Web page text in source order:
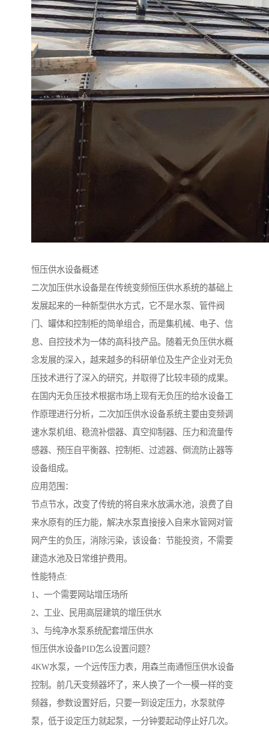
恒压供水设备概述
二次加压供水设备是在传统变频恒压供水系统的基础上
发展起来的一种新型供水方式，它不是水泵、管件阀
门、罐体和控制柜的简单组合，而是集机械、电子、信
息、自控技术为一体的高科技产品。随着无负压供水概
念发展的深入，越来越多的科研单位及生产企业对无负
压技术进行了深入的研究，并取得了比较丰硕的成果。
在国内无负压技术根据市场上现有无负压的给水设备工
作原理进行分析，二次加压供水设备系统主要由变频调
速水泵机组、稳流补偿器、真空抑制器、压力和流量传
感器、预压自平衡器、控制柜、过滤器、倒流防止器等
设备组成。
应用范围：
节点节水，改变了传统的将自来水放满水池，浪费了自
来水原有的压力能，解决水泵直接接入自来水管网对管
网产生的负压，消除污染，该设备：节能投资，不需要
建造水池及日常维护费用。
性能特点:
1、一个需要网站增压场所
2、工业、民用高层建筑的增压供水
3、与纯净水泵系统配套增压供水
恒压供水设备PID怎么设置问题？
4KW水泵，一个远传压力表，用森兰南通恒压供水设备
控制。前几天变频器坏了，来人换了一个一模一样的变
频器，参数设置好后，只要一到设定压力，水泵就停
泵，低于设定压力就起泵，一分钟要起动停止好几次。